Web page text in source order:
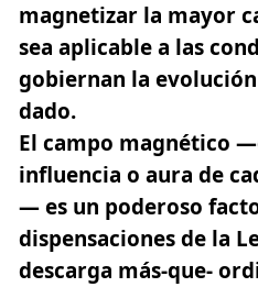
magnetizar la mayor
sea aplicable a las
gobiernan la
dado.
El campo magnético —
influencia o aura de
— es un poderoso
dispensaciones de la
descarga más-que-